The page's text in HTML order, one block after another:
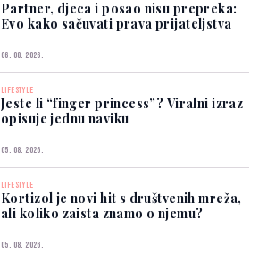
Partner, djeca i posao nisu prepreka:
Evo kako sačuvati prava prijateljstva
06. 08. 2026.
LIFESTYLE
Jeste li “finger princess”? Viralni izraz
opisuje jednu naviku
05. 08. 2026.
LIFESTYLE
Kortizol je novi hit s društvenih mreža,
ali koliko zaista znamo o njemu?
05. 08. 2026.